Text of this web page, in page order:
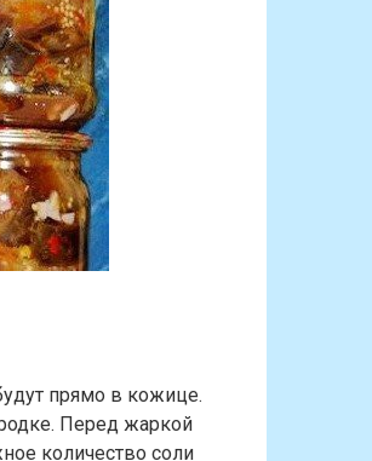
прямо в кожице.
Перед жаркой
количество соли